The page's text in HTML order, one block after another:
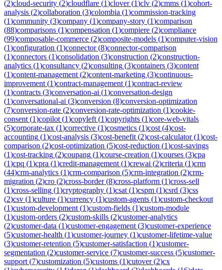
(2)cloud-security (2)cloudflare (1)clover(1)clv (2)cmms (1)cohort-
analysis (2)collaboration (3)colombia (1)commission-tracking
(1)community (3)company (1)company-story (1)comparison
(88)comparisons (1)compensation (1)compiere (2)compliance
(99)composable-commerce (2)composite-models (1)computer-vision
(1)configuration (1)connector(8)connector-comparison
(1)connectors (1)consolidation (3)construction (2)construction-
analytics (1)consultancy (2)consulting (3)containers (3)content
(1)content-management (2)content-marketing (3)continuous-
improvement (1)contract-management (1)contract-review
(1)contracts (3)conversation-ai (1)conversation-design
(1)conversational-ai (3)conversion (8)conversion-optimization
(7)conversion-rate (2)conversion-rate-optimization (1)cookie-
consent (1)copilot (1)copyleft (1)copyrights (1)core-web-vitals
(5)corporate-tax (1)corrective (1)cosmetics (1)cost (4)cost-
accounting (1)cost-analysis (3)cost-benefit (2)cost-calculator(1)cost-
comparison (2)cost-optimization (5)cost-reduction (1)cost-savings
(1)cost-tracking (2)coupang (1)course-creation (1)courses (3)cpa
(1)cpq (1)cpra (1)credit-management (1)crewai (2)criteria (1)crm
(44)crm-analytics (1)crm-comparison (5)crm-integration (2)crm-
migration (2)cro (2)cross-border(8)cross-platform (1)cross-sell
(1)cross-selling (1)cryptography (1)csat (1)cspm (1)csrd (3)css
(2)csv (1)culture (1)currency (1)custom-agents (1)custom-checkout
(1)custom-development (1)custom-fields (1)custom-module
(1)custom-orders (2)custom-skills (2)customer-analytics
(2)customer-data (1)customer-engagement (3)customer-experience
(5)customer-health (1)customer-journey (1)customer-lifetime-value
(3)customer-retention (5)customer-satisfaction (1)customer-
segmentation (2)customer-service (7)customer-success (5)customer-
support (7)customization (5)customs (1)cutover(2)cx